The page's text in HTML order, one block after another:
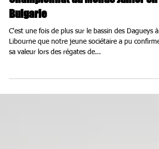
avec l'Equipe de France au
Championnat du Monde Junior en
Bulgarie
C'est une fois de plus sur le bassin des Dagueys à